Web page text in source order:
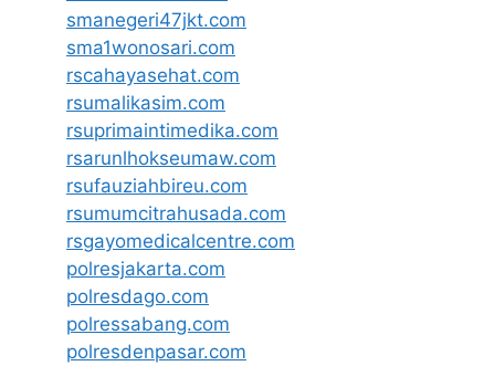
smanegeri47jkt.com
sma1wonosari.com
rscahayasehat.com
rsumalikasim.com
rsuprimaintimedika.com
rsarunlhokseumaw.com
rsufauziahbireu.com
rsumumcitrahusada.com
rsgayomedicalcentre.com
polresjakarta.com
polresdago.com
polressabang.com
polresdenpasar.com